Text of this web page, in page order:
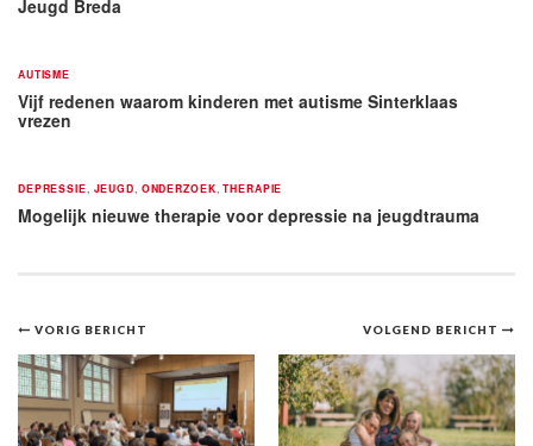
Jeugd Breda
AUTISME
Vijf redenen waarom kinderen met autisme Sinterklaas
vrezen
DEPRESSIE JEUGD ONDERZOEK ,THERAPIE
Mogelijk nieuwe therapie voor depressie na jeugdtrauma
Bericht
navigatie
VOLGEND BERICHT
VORIG BERICHT